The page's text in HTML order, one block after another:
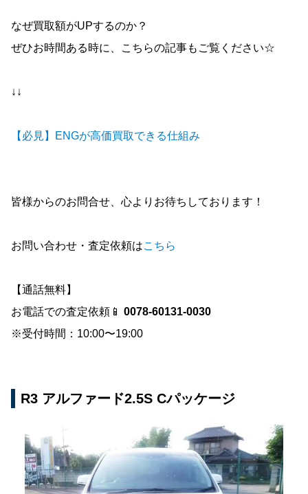
なぜ買取額がUPするのか？
ぜひお時間ある時に、こちらの記事もご覧ください☆
↓↓
【必見】ENGが高価買取できる仕組み
皆様からのお問合せ、心よりお待ちしております！
お問い合わせ・査定依頼はこちら
【通話無料】
お電話での査定依頼📱 0078-60131-0030
※受付時間：10:00〜19:00
R3 アルファード2.5S Cパッケージ